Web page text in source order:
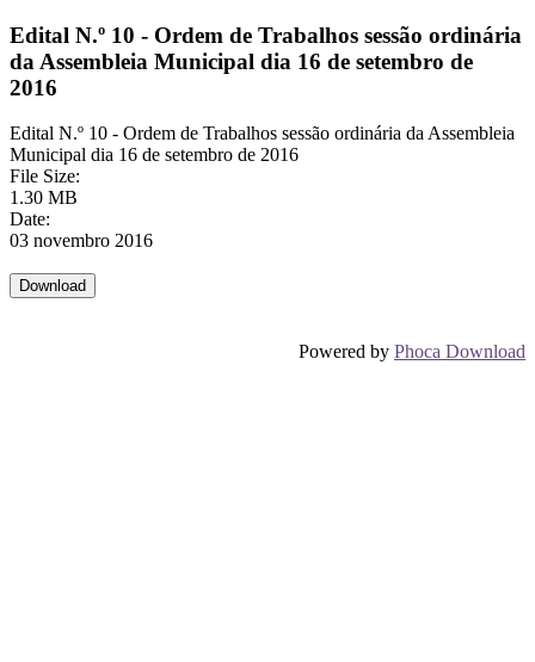
Edital N.º 10 - Ordem de Trabalhos sessão ordinária
da Assembleia Municipal dia 16 de setembro de
2016
Edital N.º 10 - Ordem de Trabalhos sessão ordinária da Assembleia
Municipal dia 16 de setembro de 2016
File Size:
1.30 MB
Date:
03 novembro 2016
Powered by Phoca Download